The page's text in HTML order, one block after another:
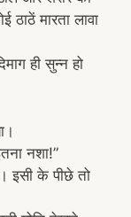
मारता लावा
ही सुन्न हो
नशा!”
इसी के पीछे तो